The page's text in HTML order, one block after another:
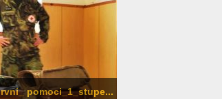
pomoci_1_stupe...